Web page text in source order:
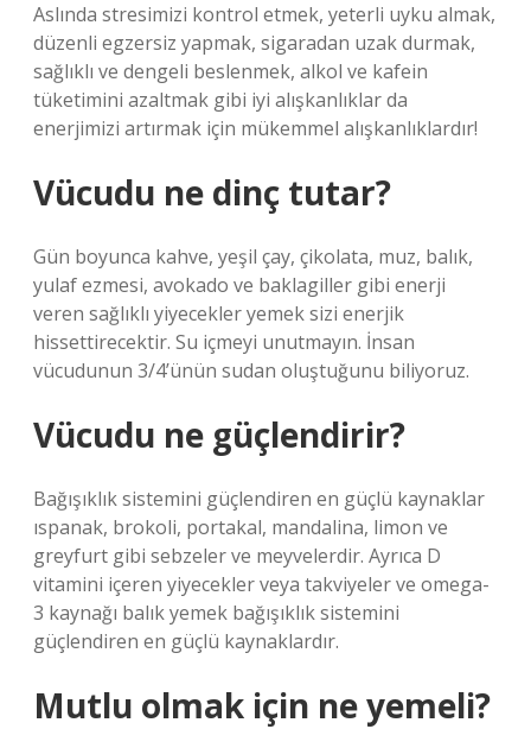
Aslında stresimizi kontrol etmek, yeterli uyku almak,
düzenli egzersiz yapmak, sigaradan uzak durmak,
sağlıklı ve dengeli beslenmek, alkol ve kafein
tüketimini azaltmak gibi iyi alışkanlıklar da
enerjimizi artırmak için mükemmel alışkanlıklardır!
Vücudu ne dinç tutar?
Gün boyunca kahve, yeşil çay, çikolata, muz, balık,
yulaf ezmesi, avokado ve baklagiller gibi enerji
veren sağlıklı yiyecekler yemek sizi enerjik
hissettirecektir. Su içmeyi unutmayın. İnsan
vücudunun 3/4’ünün sudan oluştuğunu biliyoruz.
Vücudu ne güçlendirir?
Bağışıklık sistemini güçlendiren en güçlü kaynaklar
ıspanak, brokoli, portakal, mandalina, limon ve
greyfurt gibi sebzeler ve meyvelerdir. Ayrıca D
vitamini içeren yiyecekler veya takviyeler ve omega-
3 kaynağı balık yemek bağışıklık sistemini
güçlendiren en güçlü kaynaklardır.
Mutlu olmak için ne yemeli?